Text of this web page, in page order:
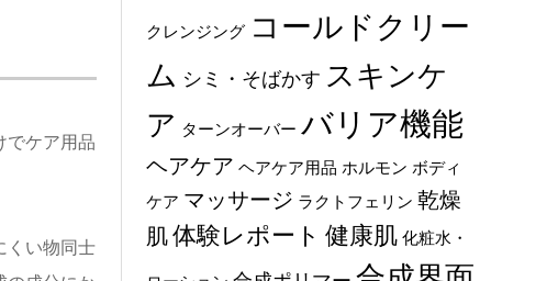
でケア用品
くい物同士
クレンジング コールドクリー
ム シミ・そばかす スキンケ
ア ターンオーバー バリア機能
ヘアケア ヘアケア用品 ホルモン ボディ
ケア マッサージ ラクトフェリン 乾燥
肌体験レポート 健康肌 化粧水・